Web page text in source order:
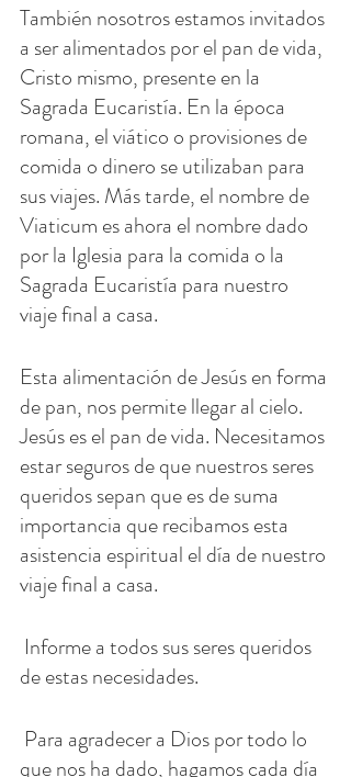
También nosotros estamos invitados
a ser alimentados por el pan de vida,
Cristo mismo, presente en la
Sagrada Eucaristía. En la época
romana, el viático o provisiones de
comida o dinero se utilizaban para
sus viajes. Más tarde, el nombre de
Viaticum es ahora el nombre dado
por la Iglesia para la comida o la
Sagrada Eucaristía para nuestro
viaje final a casa.
Esta alimentación de Jesús en forma
de pan, nos permite llegar al cielo.
Jesús es el pan de vida. Necesitamos
estar seguros de que nuestros seres
queridos sepan que es de suma
importancia que recibamos esta
asistencia espiritual el día de nuestro
viaje final a casa.
de estas necesidades.
que nos ha dado, hagamos cada día